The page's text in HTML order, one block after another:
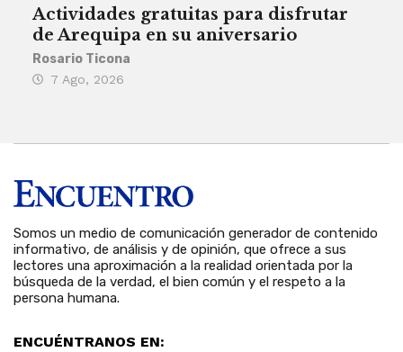
Actividades gratuitas para disfrutar
de Arequipa en su aniversario
Rosario Ticona
7 Ago, 2026
Somos un medio de comunicación generador de contenido
informativo, de análisis y de opinión, que ofrece a sus
lectores una aproximación a la realidad orientada por la
búsqueda de la verdad, el bien común y el respeto a la
persona humana.
ENCUÉNTRANOS EN: